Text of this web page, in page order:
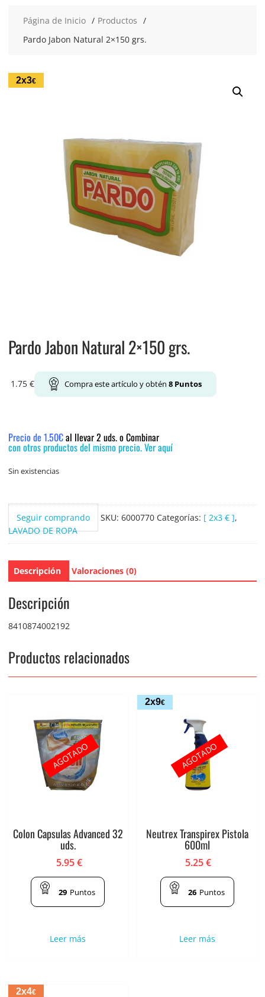
Página de Inicio
Productos
Pardo Jabon Natural 2×150 grs.
2x3€
Pardo Jabon Natural 2×150 grs.
1.75 € Compra este artículo y obtén 8Puntos
Precio de 1.50€al llevar 2 uds. o Combinar
con otros productos del mismo precio. Ver aquí
Sin existencias
Seguir comprando SKU: 6000770 Categorías: [ 2x3 € ],
LAVADO DE ROPA
Descripción Valoraciones (0)
Descripción
8410874002192
Productos relacionados
Colon Capsulas Advanced 32
uds.
5.95€
29 Puntos
Leer más
AGOTADO
2x9€
Neutrex Transpirex Pistola
600ml
5.25€
26 Puntos
Leer más
AGOTADO
2x4€